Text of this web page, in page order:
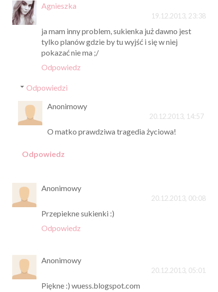
Agnieszka
19.12.2013, 23:38
ja mam inny problem, sukienka już dawno jest
tylko planów gdzie by tu wyjść i się w niej
pokazać nie ma ;/
Odpowiedz
Odpowiedzi
Anonimowy
20.12.2013, 14:57
O matko prawdziwa tragedia życiowa!
Odpowiedz
Anonimowy
20.12.2013, 00:08
Przepiekne sukienki :)
Odpowiedz
Anonimowy
20.12.2013, 05:01
Piękne :) wuess.blogspot.com